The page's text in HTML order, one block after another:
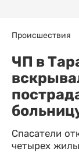
Происшествия
ЧП в
Спасатели
четырех